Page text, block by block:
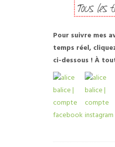
Pour suivre mes
temps réel,
ci-dessous ! À